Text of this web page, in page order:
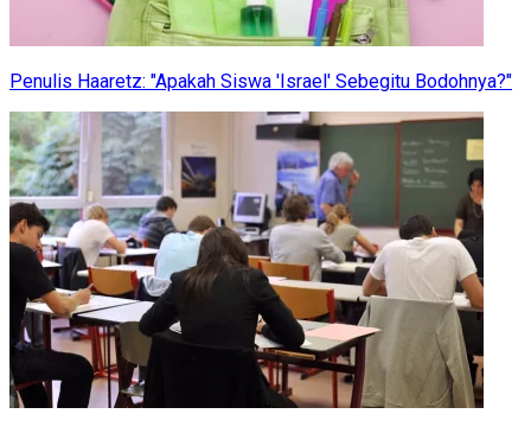
Penulis Haaretz: "Apakah Siswa 'Israel' Sebegitu Bodohnya?"